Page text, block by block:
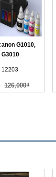
G1010,
G3010
12203
126,000₫